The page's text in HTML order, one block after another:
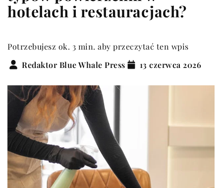
hotelach i restauracjach?
Potrzebujesz ok. 3 min. aby przeczytać ten wpis
Redaktor Blue Whale Press
13 czerwca 2026